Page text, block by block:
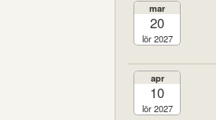
mar
20
lör 2027
apr
10
lör 2027